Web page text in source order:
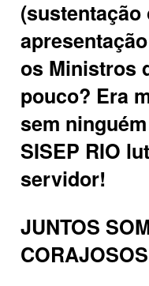
(sustentação
os Ministros
pouco? Era
sem
SISEP RIO
servidor!
JUNTOS